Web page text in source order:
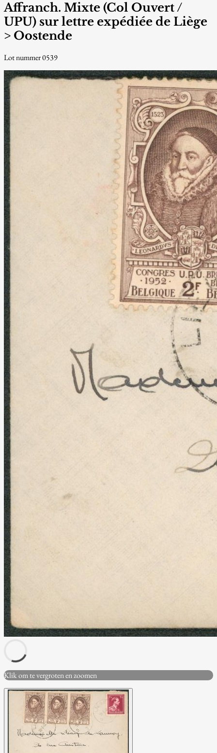
Affranch. Mixte (Col Ouvert /
UPU) sur lettre expédiée de Liège
> Oostende
Lot nummer 0539
Klik om te vergroten en zoomen